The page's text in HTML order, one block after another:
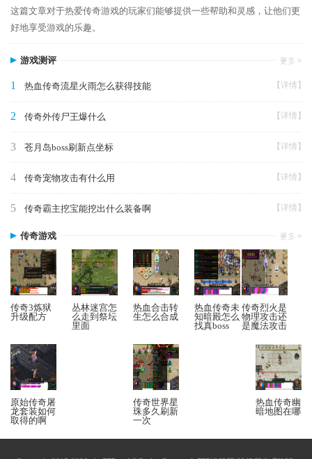
这篇文章对于热爱传奇游戏的玩家们能够提供一些帮助和灵感，让他们更
好地享受游戏的乐趣。
游戏测评
1 热血传奇流星火雨怎么获得技能 【详情】
2 传奇外传尸王爆什么 【详情】
3 苍月岛boss刷新点坐标 【详情】
4 传奇宠物攻击有什么用 【详情】
5 传奇霸主挖宝能挖出什么装备啊 【详情】
传奇游戏
传奇3炼狱
升级配方
丛林迷宫怎
么走到祭坛
里面
热血合击转
生怎么合成
热血传奇未
知暗殿怎么
找真boss
传奇烈火是
物理攻击还
是魔法攻击
原始传奇屠
龙套装如何
取得的啊
传奇世界星
珠多久刷新
一次
热血传奇幽
暗地图在哪